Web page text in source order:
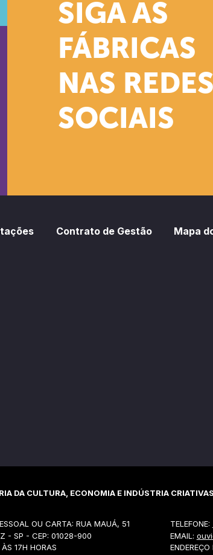
SIGA AS
FÁBRICAS
NAS REDES
SOCIAIS
Contrato de Gestão Mapa
DA CULTURA, ECONOMIA E INDÚSTRIA CRIATIVAS
OU CARTA: RUA MAUÁ, 51
- SP - CEP: 01028-900
17H HORAS
TELEFONE:
EMAIL: